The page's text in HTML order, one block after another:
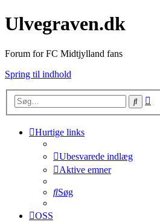
Ulvegraven.dk
Forum for FC Midtjylland fans
Spring til indhold
Søg
Hurtige links
Ubesvarede indlæg
Aktive emner
Søg
OSS